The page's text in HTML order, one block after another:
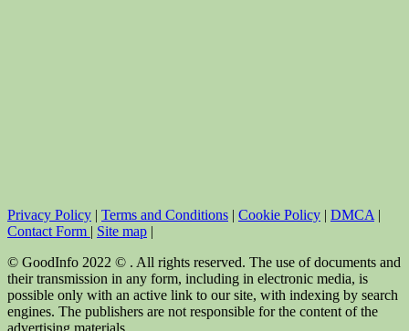
Privacy Policy | Terms and Conditions | Cookie Policy | DMCA |
Contact Form | Site map |
© GoodInfo 2022 © . All rights reserved. The use of documents and
their transmission in any form, including in electronic media, is
possible only with an active link to our site, with indexing by search
engines. The publishers are not responsible for the content of the
advertising materials.